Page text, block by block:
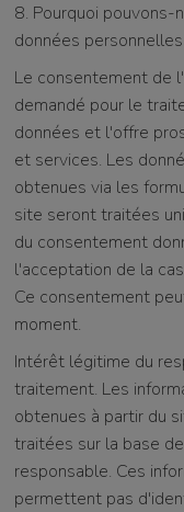
8. Pourquoi pouvons-
données personnelles
Le consentement de
demandé pour le
données et l'offre
et services. Les
obtenues via les
site seront traitées
du consentement
l'acceptation de la
Ce consentement
moment.
Intérêt légitime du
traitement. Les
obtenues à partir du
traitées sur la base
responsable. Ces
permettent pas